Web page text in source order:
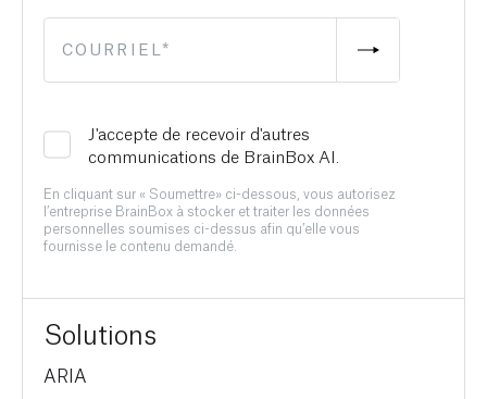
J'accepte de recevoir d'autres
communications de BrainBox AI.
En cliquant sur « Soumettre» ci-dessous, vous autorisez
l’entreprise BrainBox à stocker et traiter les données
personnelles soumises ci-dessus afin qu’elle vous
fournisse le contenu demandé.
Solutions
ARIA